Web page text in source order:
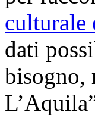
culturale
dati
bisogno,